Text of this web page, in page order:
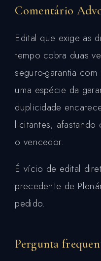
Comentário
Edital que exige as
tempo cobra duas
seguro-garantia
uma espécie da
duplicidade
licitantes,
o vencedor.
É vício de edital
precedente de
pedido.
Pergunta